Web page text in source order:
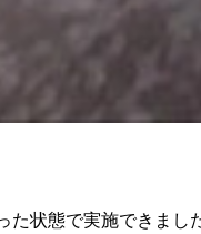
状態で実施できまし